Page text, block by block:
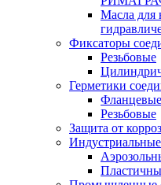
Масла для
Фиксаторы
Резьбовые
Герметики
Фланцевые
Резьбовые
Защита от